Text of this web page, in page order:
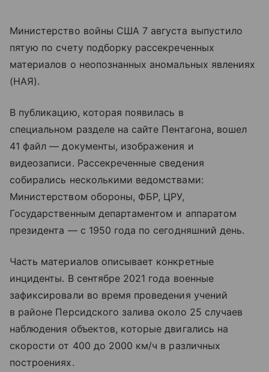
Министерство войны США 7 августа выпустило
пятую по счету подборку рассекреченных
материалов о неопознанных аномальных явлениях
(НАЯ).
В публикацию, которая появилась в
специальном разделе на сайте Пентагона, вошел
41 файл — документы, изображения и
видеозаписи. Рассекреченные сведения
собирались несколькими ведомствами:
Министерством обороны, ФБР, ЦРУ,
Государственным департаментом и аппаратом
президента — с 1950 года по сегодняшний день.
Часть материалов описывает конкретные
инциденты. В сентябре 2021 года военные
зафиксировали во время проведения учений
в районе Персидского залива около 25 случаев
наблюдения объектов, которые двигались на
скорости от 400 до 2000 км/ч в различных
построениях.